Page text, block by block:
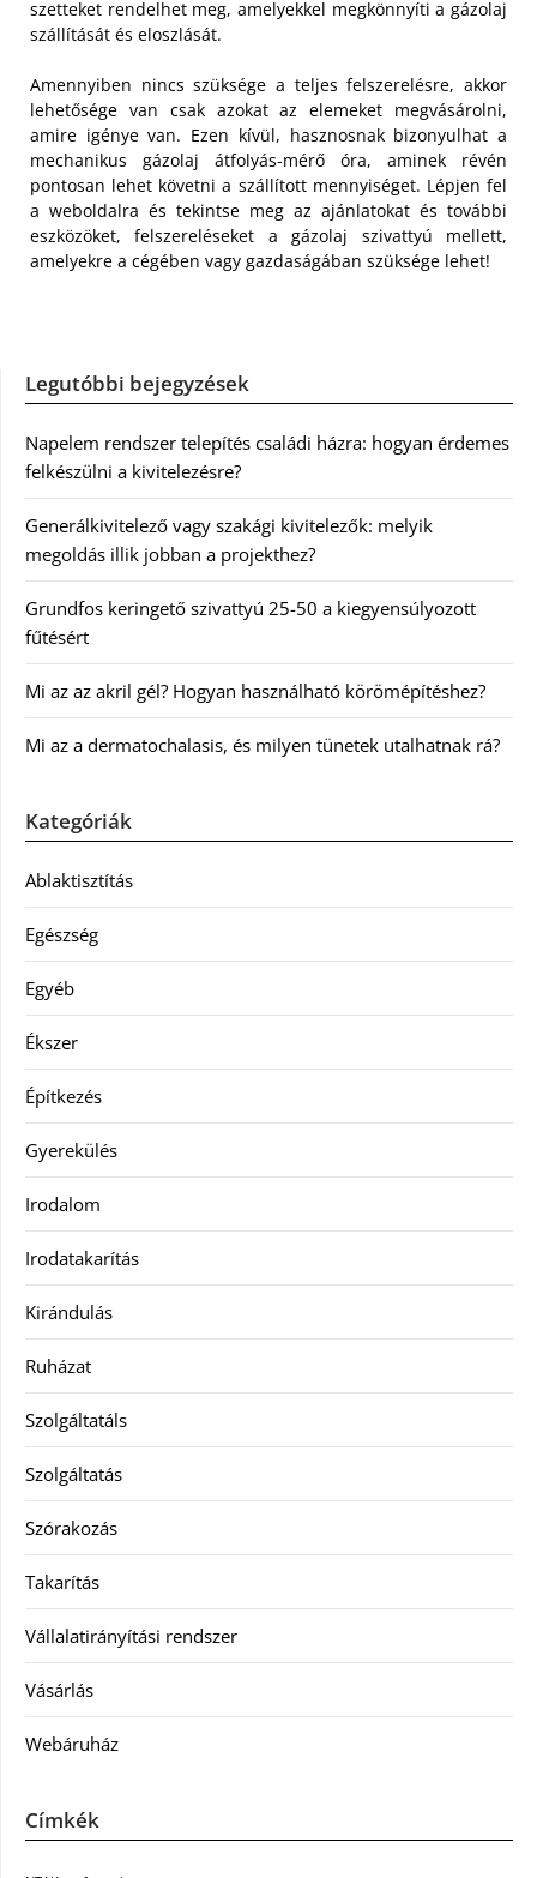
szetteket rendelhet meg, amelyekkel megkönnyíti a gázolaj
szállítását és eloszlását.
Amennyiben nincs szüksége a teljes felszerelésre, akkor
lehetősége van csak azokat az elemeket megvásárolni,
amire igénye van. Ezen kívül, hasznosnak bizonyulhat a
mechanikus gázolaj átfolyás-mérő óra, aminek révén
pontosan lehet követni a szállított mennyiséget. Lépjen fel
a weboldalra és tekintse meg az ajánlatokat és további
eszközöket, felszereléseket a gázolaj szivattyú mellett,
amelyekre a cégében vagy gazdaságában szüksége lehet!
Legutóbbi bejegyzések
Napelem rendszer telepítés családi házra: hogyan érdemes
felkészülni a kivitelezésre?
Generálkivitelező vagy szakági kivitelezők: melyik
megoldás illik jobban a projekthez?
Grundfos keringető szivattyú 25-50 a kiegyensúlyozott
fűtésért
Mi az az akril gél? Hogyan használható körömépítéshez?
Mi az a dermatochalasis, és milyen tünetek utalhatnak rá?
Kategóriák
Ablaktisztítás
Egészség
Egyéb
Ékszer
Építkezés
Gyerekülés
Irodalom
Irodatakarítás
Kirándulás
Ruházat
Szolgáltatáls
Szolgáltatás
Szórakozás
Takarítás
Vállalatirányítási rendszer
Vásárlás
Webáruház
Címkék